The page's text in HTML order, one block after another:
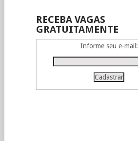
RECEBA VAGAS
GRATUITAMENTE
Informe seu e-mail: